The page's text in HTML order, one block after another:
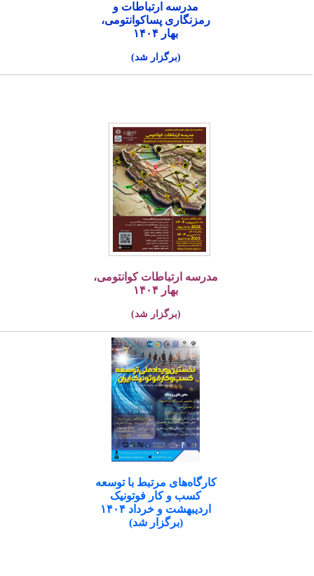
مدرسه ارتباطات و
رمزنگاری پساکوانتومی،
بهار ۱۴۰۴
(برگزار شد)
مدرسه ارتباطات کوانتومی،
بهار ۱۴۰۴
(برگزار شد)
کارگاه‌های مرتبط با توسعه
کسب و کار فوتونیک
اردیبهشت و خرداد ۱۴۰۴
(برگزار شد)